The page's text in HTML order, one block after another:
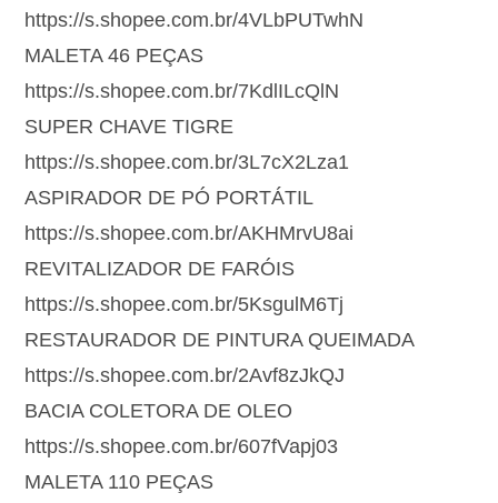
https://s.shopee.com.br/4VLbPUTwhN
MALETA 46 PEÇAS
https://s.shopee.com.br/7KdlILcQlN
SUPER CHAVE TIGRE
https://s.shopee.com.br/3L7cX2Lza1
ASPIRADOR DE PÓ PORTÁTIL
https://s.shopee.com.br/AKHMrvU8ai
REVITALIZADOR DE FARÓIS
https://s.shopee.com.br/5KsgulM6Tj
RESTAURADOR DE PINTURA QUEIMADA
https://s.shopee.com.br/2Avf8zJkQJ
BACIA COLETORA DE OLEO
https://s.shopee.com.br/607fVapj03
MALETA 110 PEÇAS